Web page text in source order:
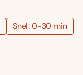
Snel: 0-30 min